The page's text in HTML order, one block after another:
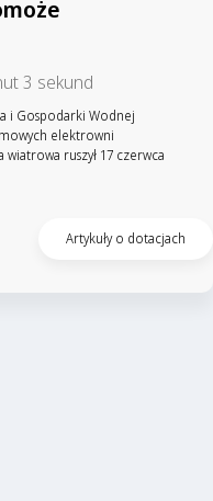
3 sekund
i Gospodarki Wodnej
elektrowni
ruszył 17 czerwca
Artykuły o dotacjach